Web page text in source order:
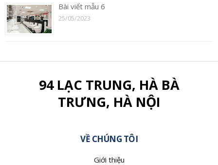
Bài viết mẫu 6
25/05/2023
94 LẠC TRUNG, HÀ BÀ
TRƯNG, HÀ NỘI
VỀ CHÚNG TÔI
Giới thiệu